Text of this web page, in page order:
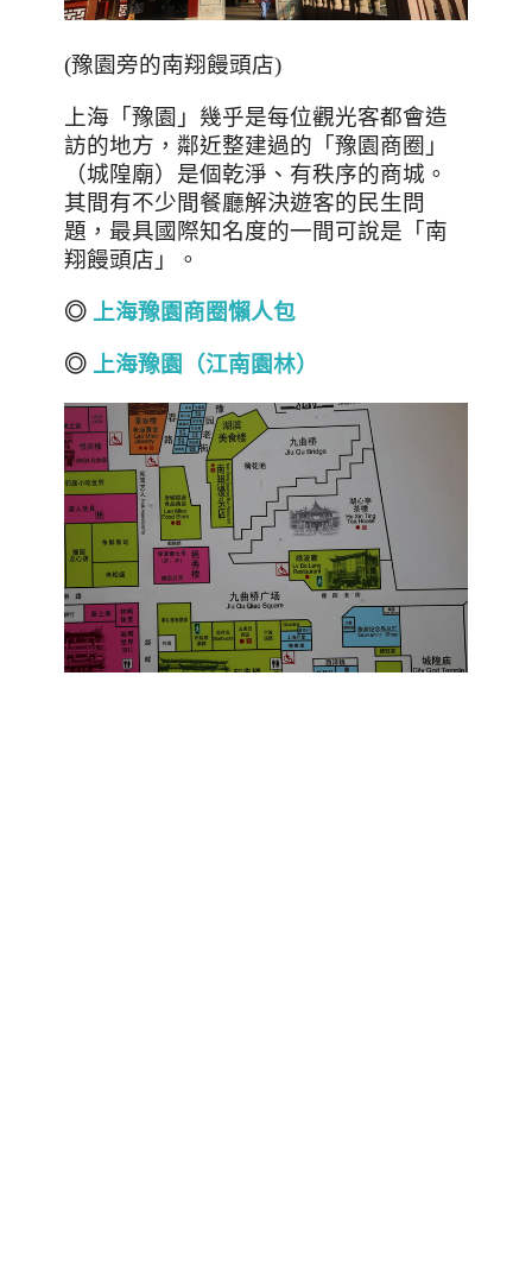
(豫園旁的南翔饅頭店)
上海「豫園」幾乎是每位觀光客都會造
訪的地方，鄰近整建過的「豫園商圈」
（城隍廟）是個乾淨、有秩序的商城。
其間有不少間餐廳解決遊客的民生問
題，最具國際知名度的一間可說是「南
翔饅頭店」。
◎ 上海豫園商圈懶人包
◎ 上海豫園（江南園林）